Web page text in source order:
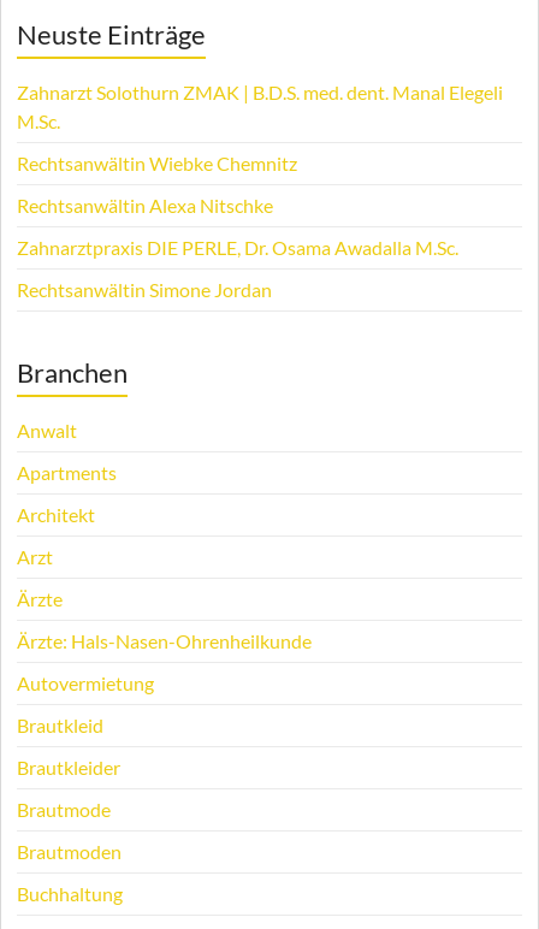
Neuste Einträge
Zahnarzt Solothurn ZMAK | B.D.S. med. dent. Manal Elegeli
M.Sc.
Rechtsanwältin Wiebke Chemnitz
Rechtsanwältin Alexa Nitschke
Zahnarztpraxis DIE PERLE, Dr. Osama Awadalla M.Sc.
Rechtsanwältin Simone Jordan
Branchen
Anwalt
Apartments
Architekt
Arzt
Ärzte
Ärzte: Hals-Nasen-Ohrenheilkunde
Autovermietung
Brautkleid
Brautkleider
Brautmode
Brautmoden
Buchhaltung